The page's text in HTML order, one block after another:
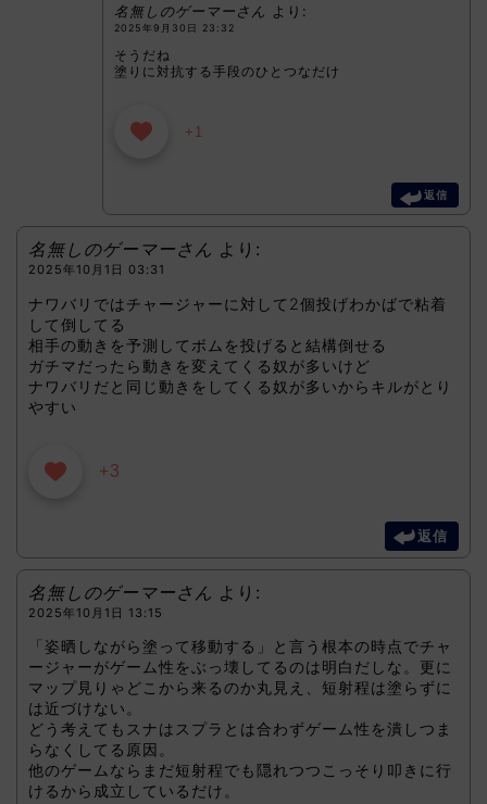
名無しのゲーマーさん より:
2025年9月30日 23:32
そうだね
塗りに対抗する手段のひとつなだけ
+1
返信
名無しのゲーマーさん より:
2025年10月1日 03:31
ナワバリではチャージャーに対して2個投げわかばで粘着
して倒してる
相手の動きを予測してボムを投げると結構倒せる
ガチマだったら動きを変えてくる奴が多いけど
ナワバリだと同じ動きをしてくる奴が多いからキルがとり
やすい
+3
返信
名無しのゲーマーさん より:
2025年10月1日 13:15
「姿晒しながら塗って移動する」と言う根本の時点でチャ
ージャーがゲーム性をぶっ壊してるのは明白だしな。更に
マップ見りゃどこから来るのか丸見え、短射程は塗らずに
は近づけない。
どう考えてもスナはスプラとは合わずゲーム性を潰しつま
らなくしてる原因。
他のゲームならまだ短射程でも隠れつつこっそり叩きに行
けるから成立しているだけ。